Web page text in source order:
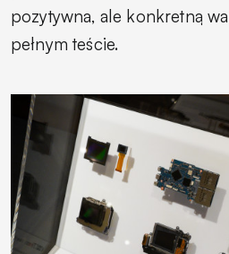
pozytywna, ale konkretną
pełnym teście.